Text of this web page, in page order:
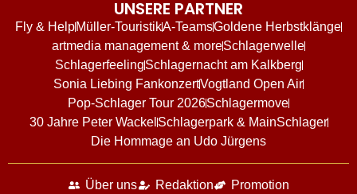
UNSERE PARTNER
Fly & HelpMüller-TouristikA-TeamsGoldene Herbstklänge
artmedia management & moreSchlagerwelle
SchlagerfeelingSchlagernacht am Kalkberg
Sonia Liebing FankonzertVogtland Open Air
Pop-Schlager Tour 2026Schlagermove
30 Jahre Peter Wackel Schlagerpark & MainSchlager
Die Hommage an Udo Jürgens
Über uns Redaktion
Promotion